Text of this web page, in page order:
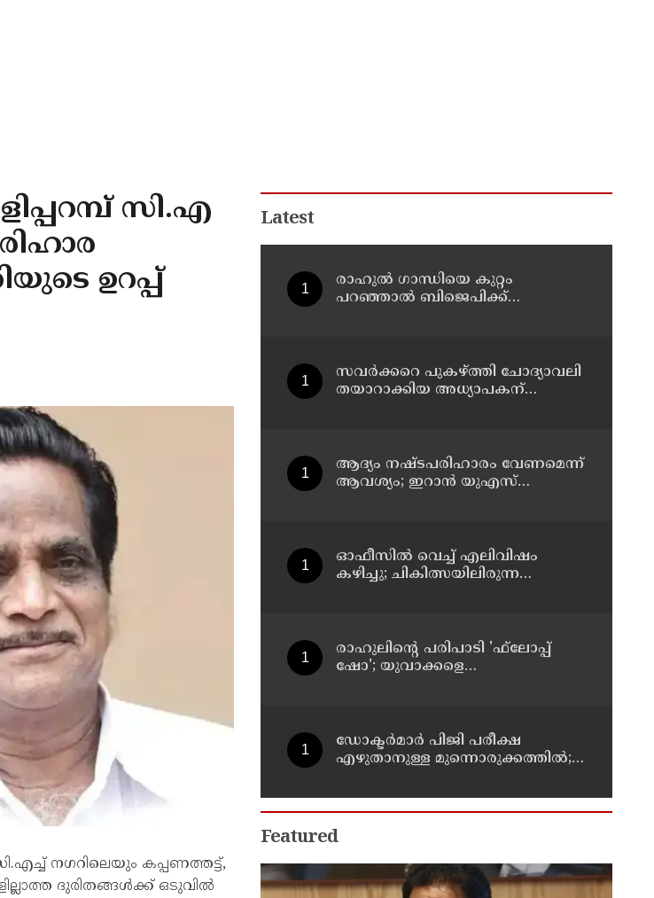
സി.എ
ഉറപ്പ്
നഗറിലെയും കപ്പണത്തട്ട്,
ദുരിതങ്ങൾക്ക് ഒടുവിൽ
Latest
രാഹുല്‍ ഗാന്ധിയെ കുറ്റം
പറഞ്ഞാല്‍ ബിജെപിക്ക്
സവര്‍ക്കറെ പുകഴ്ത്തി ചോദ്യാവലി
തയാറാക്കിയ അധ്യാപകന്
ആദ്യം നഷ്ടപരിഹാരം വേണമെന്ന്
ആവശ്യം; ഇറാന്‍ യുഎസ്
ഓഫീസില്‍ വെച്ച് എലിവിഷം
കഴിച്ചു; ചികിത്സയിലിരുന്ന
രാഹുലിന്റെ പരിപാടി 'ഫ്‌ലോപ്പ്
ഷോ'; യുവാക്കളെ
ഡോക്ടര്‍മാര്‍ പിജി പരീക്ഷ
എഴുതാനുള്ള മുന്നൊരുക്കത്തില്‍;
കുടുംബാരോഗ്യ കേന്ദ്രം
അടച്ചുപൂട്ടി
Featured